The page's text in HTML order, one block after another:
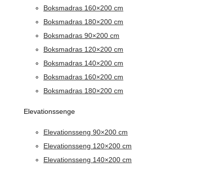
Boksmadras 160×200 cm
Boksmadras 180×200 cm
Boksmadras 90×200 cm
Boksmadras 120×200 cm
Boksmadras 140×200 cm
Boksmadras 160×200 cm
Boksmadras 180×200 cm
Elevationssenge
Elevationsseng 90×200 cm
Elevationsseng 120×200 cm
Elevationsseng 140×200 cm